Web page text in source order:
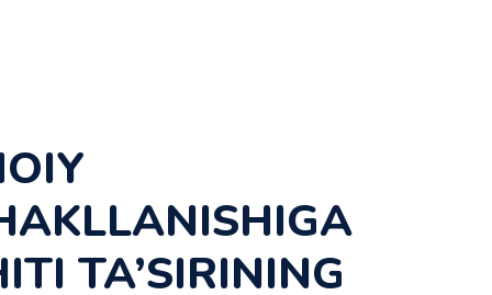
TA’SІRІNІNG